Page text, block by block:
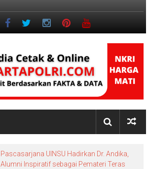
Pascasarjana UINSU Hadirkan Dr. Andika,
Alumni Inspiratif sebagai Pemateri Teras